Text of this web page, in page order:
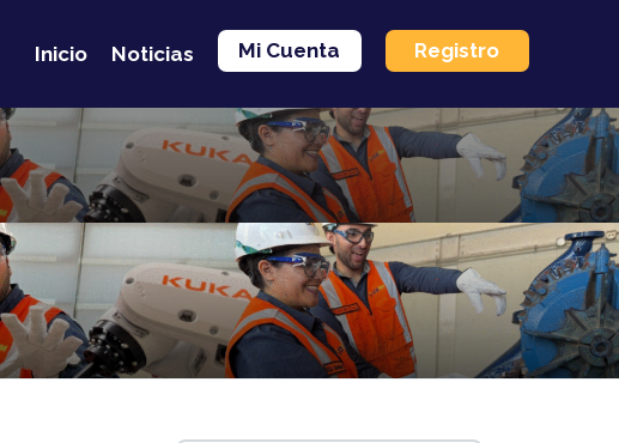
Inicio Noticias Mi Cuenta Registro